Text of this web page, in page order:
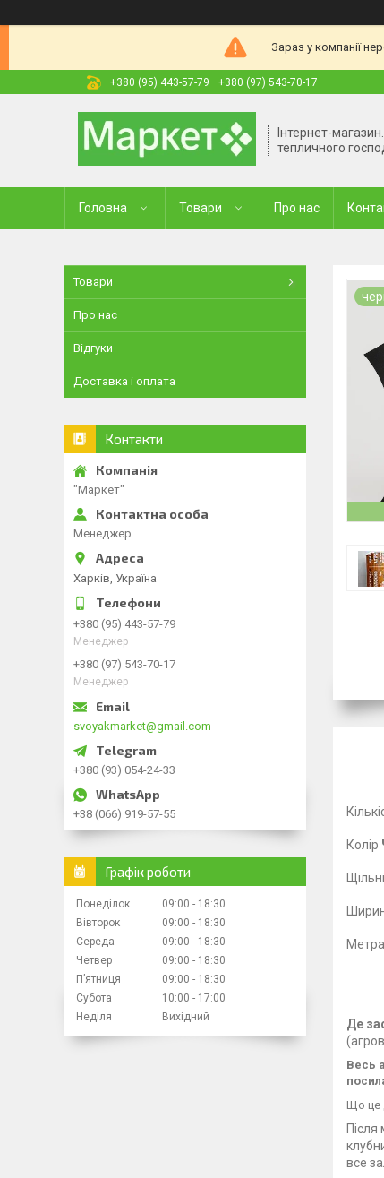
Зараз у компанії
+380 (95) 443-57-79 +380 (97) 543-70-17
Інтернет-
тепличного
Головна Товари Про нас
Колір
Де
Весь
Що це
Після
все
Товари
Про нас
Відгуки
Доставка і оплата
Контакти
"Маркет"
Менеджер
Харків, Україна
+380 (95) 443-57-79
Менеджер
+380 (97) 543-70-17
Менеджер
svoyakmarket@gmail.com
+380 (93) 054-24-33
+38 (066) 919-57-55
Графік роботи
Понеділок 09:00
18:30
Вівторок
09:00
18:30
Середа
09:00
18:30
Четвер
09:00
18:30
Пʼятниця
09:00
18:30
Субота
10:00
17:00
Неділя
Вихідний